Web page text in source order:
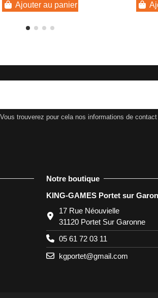
Ajouter au panier
trouverez pour cela nos informations de
Notre boutique
KING-GAMES Portet sur
17 Rue Néouvielle
31120 Portet Sur Garonne
05 61 72 03 11
kgportet@gmail.com